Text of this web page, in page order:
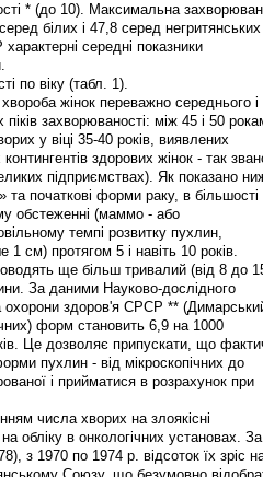
* (до 10). Максимальна
білих і 47,8 серед негритянських
середні показники
по віку (табл. 1).
жінок переважно середнього і
захворюваності: між 45 і 50
у віці 35-40 років, виявлених
здорових жінок - так
підприємствах). Як показано
та початкові форми раку, в більшості
обстеженні (маммо - або
темпі розвитку пухлин,
см) протягом 5 і навіть 10 років.
ще більш тривалий (від 8 до
За даними Науково-дослідного
охорони здоров'я СРСР **
форм становить 6,9 на 1000
Це дозволяє припускати, що
пухлин - від мікроскопічних до
і прийматися в розрахунок при
числа хворих на злоякісні
обліку в онкологічних установах. За
з 1970 по 1974 р. відсоток їх зріс